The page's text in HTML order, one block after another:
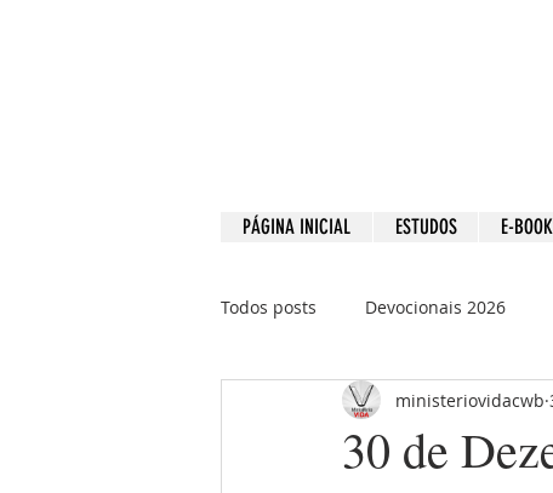
PÁGINA INICIAL ESTUDOS E-
Todos posts Devocionais 2026
Devocionais 2021
30 de
ministeriovidacwb